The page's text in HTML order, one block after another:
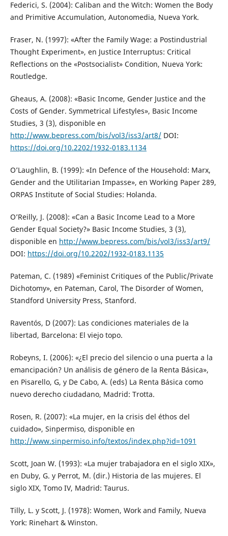
Federici, S. (2004): Caliban and the Witch: Women the Body
and Primitive Accumulation, Autonomedia, Nueva York.
Fraser, N. (1997): «After the Family Wage: a Postindustrial
Thought Experiment», en Justice Interruptus: Critical
Reflections on the «Postsocialist» Condition, Nueva York:
Routledge.
Gheaus, A. (2008): «Basic Income, Gender Justice and the
Costs of Gender. Symmetrical Lifestyles», Basic Income
Studies, 3 (3), disponible en
http://www.bepress.com/bis/vol3/iss3/art8/DOI:
https://doi.org/10.2202/1932-0183.1134
O’Laughlin, B. (1999): «In Defence of the Household: Marx,
Gender and the Utilitarian Impasse», en Working Paper 289,
ORPAS Institute of Social Studies: Holanda.
O’Reilly, J. (2008): «Can a Basic Income Lead to a More
Gender Equal Society?» Basic Income Studies, 3 (3),
disponible en http://www.bepress.com/bis/vol3/iss3/art9/
DOI: https://doi.org/10.2202/1932-0183.1135
Pateman, C. (1989) «Feminist Critiques of the Public/Private
Dichotomy», en Pateman, Carol, The Disorder of Women,
Standford University Press, Stanford.
Raventós, D (2007): Las condiciones materiales de la
libertad, Barcelona: El viejo topo.
Robeyns, I. (2006): «¿El precio del silencio o una puerta a la
emancipación? Un análisis de género de la Renta Básica»,
en Pisarello, G, y De Cabo, A. (eds) La Renta Básica como
nuevo derecho ciudadano, Madrid: Trotta.
Rosen, R. (2007): «La mujer, en la crisis del éthos del
cuidado», Sinpermiso, disponible en
http://www.sinpermiso.info/textos/index.php?id=1091
Scott, Joan W. (1993): «La mujer trabajadora en el siglo XIX»,
en Duby, G. y Perrot, M. (dir.) Historia de las mujeres. El
siglo XIX, Tomo IV, Madrid: Taurus.
Tilly, L. y Scott, J. (1978): Women, Work and Family, Nueva
York: Rinehart & Winston.